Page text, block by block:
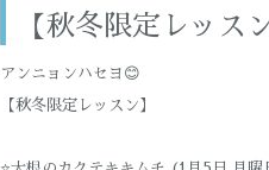
【秋冬限定レッスン
アンニョンハセヨ😊
【秋冬限定レッスン】